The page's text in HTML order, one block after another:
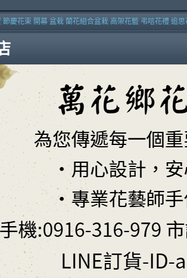
慶花束 開幕 盆栽 蘭花組合盆栽 高架花籃 弔唁花禮 追思